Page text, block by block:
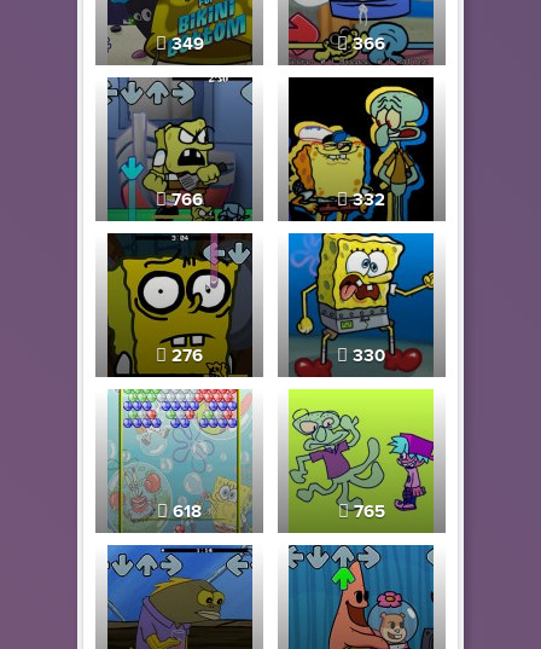
349 366
766 332
276 330
618 765